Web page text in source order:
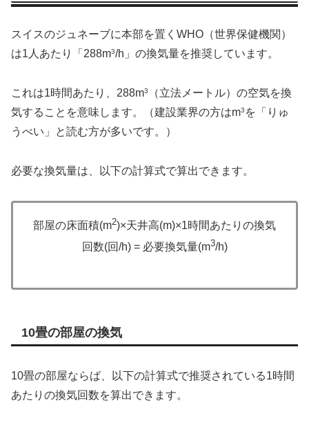
スイスのジュネーブに本部を置くWHO（世界保健機関）
は1人あたり「288m3/h」の換気量を推奨しています。
これは1時間あたり、288m3
（立法メートル）の空気を換
気することを意味します。（建設業界の方はm3 を「りゅ
うべい」と読む方が多いです。）
必要な換気量は、以下の計算式で算出できます。
部屋の床面積(m2)×天井高(m)×1時間あたりの換気
回数(回/h) = 必要換気量(m3/h)
10畳の部屋の換気
10畳の部屋ならば、以下の計算式で推奨されている1時間
あたりの換気回数を算出できます。